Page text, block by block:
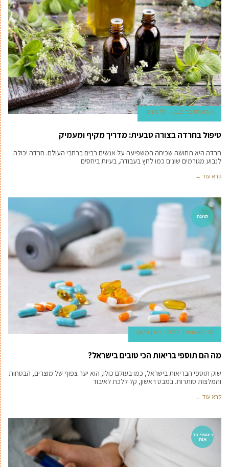
9 באוקטובר 2025 גל טוויטו
טיפול בחרדה בצורה טבעית: מדריך מקיף ומעמיק
חרדה היא תחושה שכיחה המשפיעה על אנשים רבים ברחבי העולם. חרדה יכולה
לנבוע מגורמים שונים כמו לחץ בעבודה, בעיות ביחסים
קרא עוד ←
תזונה
30 בספטמבר 2025 תוכן שיווקי
מה הם תוספי בריאות הכי טובים בישראל?
שוק תוספי הבריאות בישראל, כמו בעולם כולו, הוא יער צפוף של מוצרים, הבטחות
והמלצות סותרות. במבט ראשון, קל ללכת לאיבוד
קרא עוד ←
ביטוחי ברי
אות